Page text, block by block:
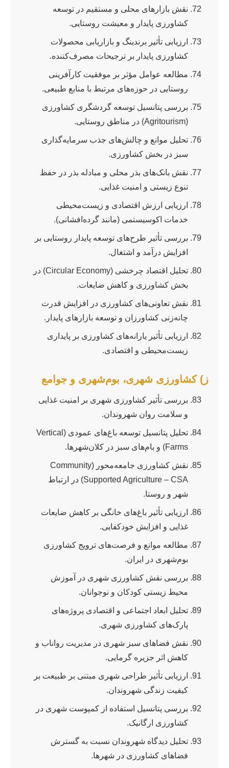
نقش بازارهای محلی و مستقیم در توسعه
کشاورزی پایدار و معیشت روستایی.
ارزیابی تأثیر برندینگ و بازاریابی محصولات
کشاورزی پایدار بر ترجیحات مصرف‌کننده.
مطالعه عوامل مؤثر بر موفقیت کارآفرینی
روستایی در حوزه‌های مرتبط با منابع طبیعی.
بررسی پتانسیل توسعه گردشگری کشاورزی
(Agritourism) در مناطق روستایی.
تحلیل موانع و چالش‌های جذب سرمایه‌گذاری
سبز در بخش کشاورزی.
نقش بانک‌های بذر محلی و مبادله بذر در حفظ
تنوع زیستی و امنیت غذایی.
ارزیابی ارزش اقتصادی و زیست‌محیطی
خدمات اکوسیستمی (مانند گرده‌افشانی).
بررسی تأثیر طرح‌های توسعه پایدار روستایی بر
افزایش درآمد و اشتغال.
تحلیل اقتصاد چرخشی (Circular Economy) در
بخش کشاورزی و کاهش ضایعات.
نقش تعاونی‌های کشاورزی در افزایش قدرت
چانه‌زنی کشاورزان و توسعه بازارهای پایدار.
ارزیابی تأثیر یارانه‌های کشاورزی بر پایداری
زیست‌محیطی و اقتصادی.
ز) کشاورزی شهری، بوم‌شهری و جوامع
بررسی تأثیر کشاورزی شهری بر امنیت غذایی
و سلامت روان شهروندان.
تحلیل پتانسیل توسعه باغ‌های عمودی (Vertical
Farms) و بام‌های سبز در کلان‌شهرها.
نقش کشاورزی جامعه‌محور (Community
Supported Agriculture – CSA) در ارتباط
شهر و روستا.
ارزیابی تأثیر باغ‌های خانگی بر کاهش ضایعات
غذایی و افزایش خودکفایی.
مطالعه موانع و فرصت‌های ترویج کشاورزی
بوم‌شهری در ایران.
بررسی نقش کشاورزی شهری در آموزش
محیط زیستی کودکان و نوجوانان.
تحلیل ابعاد اجتماعی و اقتصادی پروژه‌های
پارک‌های کشاورزی شهری.
نقش فضاهای سبز شهری در مدیریت رواناب و
کاهش اثر جزیره گرمایی.
ارزیابی تأثیر طراحی شهری مبتنی بر طبیعت بر
کیفیت زندگی شهروندان.
بررسی پتانسیل استفاده از کمپوست شهری در
کشاورزی ارگانیک.
تحلیل دیدگاه شهروندان نسبت به گسترش
فضاهای کشاورزی در شهرها.